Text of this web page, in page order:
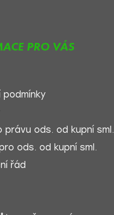
PRO VÁS
podmínky
právu ods. od kupní sml.
ods. od kupní sml.
řád